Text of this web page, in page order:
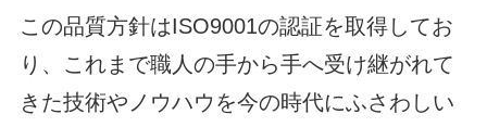
この品質方針はISO9001の認証を取得してお
り、これまで職人の手から手へ受け継がれて
きた技術やノウハウを今の時代にふさわしい